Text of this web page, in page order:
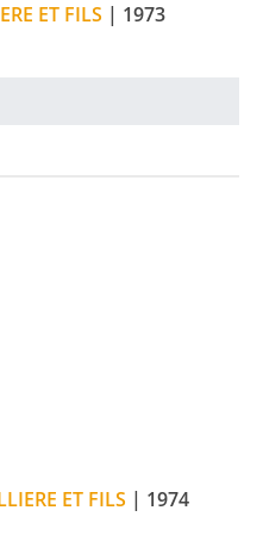
ET FILS | 1973
ET FILS | 1974